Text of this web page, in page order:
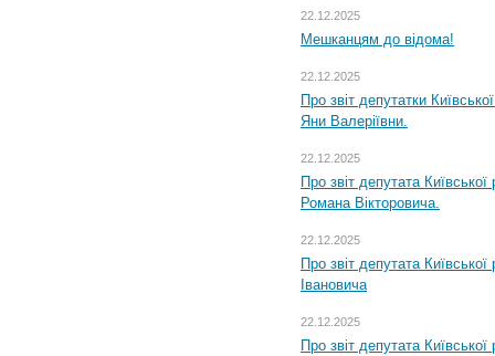
22.12.2025
Мешканцям до відома!
22.12.2025
Про звіт депутатки
Яни Валеріївни.
22.12.2025
Про звіт депутата
Романа Вікторовича.
22.12.2025
Про звіт депутата
Івановича
22.12.2025
Про звіт депутата